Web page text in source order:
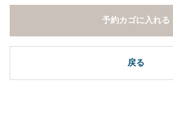
戻る
予約カゴに入れる